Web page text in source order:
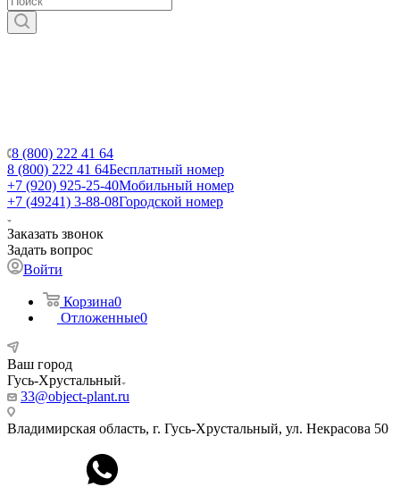
8 (800) 222 41 64
8 (800) 222 41 64Бесплатный номер
+7 (920) 925-25-40Мобильный номер
+7 (49241) 3-88-08Городской номер
Заказать звонок
Задать вопрос
Войти
Корзина0
Отложенные0
Ваш город
Гусь-Хрустальный
33@object-plant.ru
Владимирская область, г. Гусь-Хрустальный, ул. Некрасова 50